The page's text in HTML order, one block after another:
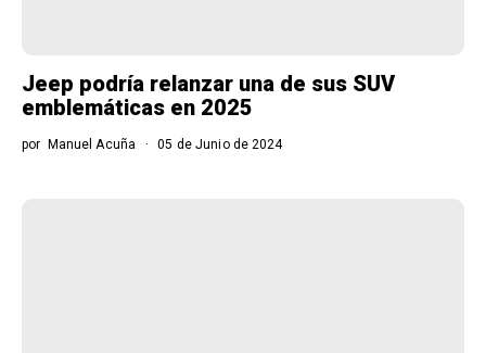
Jeep podría relanzar una de sus SUV
emblemáticas en 2025
por Manuel Acuña 05 de Junio de 2024